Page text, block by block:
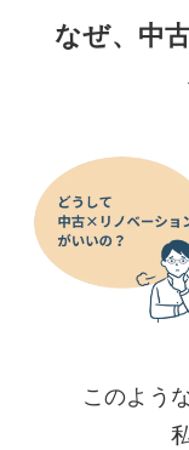
なぜ、中
このよう